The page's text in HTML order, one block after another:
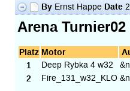
ByErnst Happe Date
Arena Turnier02
Platz Motor
1
Deep Rybka 4 w32
2 Fire_131_w32_KLO